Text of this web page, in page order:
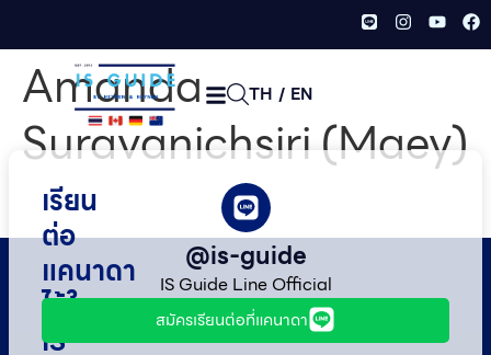
TH / EN
Amanda
Suravanichsiri (Maey)
เรียน
ต่อ
แคนาดา
ไว้ใจ
IS
@is-guide
IS Guide Line Official
สมัครเรียนต่อที่แคนาดา